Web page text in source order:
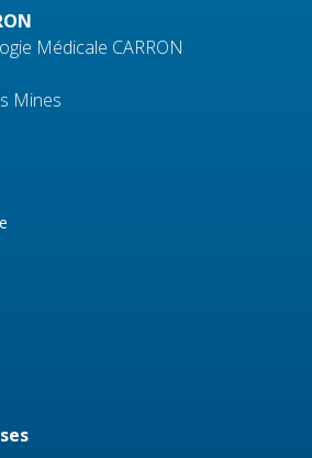
Médicale CARRON
Mines